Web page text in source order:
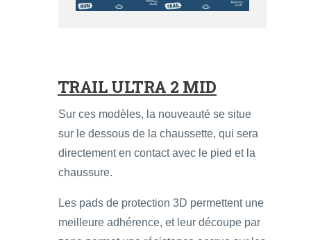
TRAIL ULTRA 2 MID
Sur ces modèles, la nouveauté se situe
sur le dessous de la chaussette, qui sera
directement en contact avec le pied et la
chaussure.
Les pads de protection 3D permettent une
meilleure adhérence, et leur découpe par